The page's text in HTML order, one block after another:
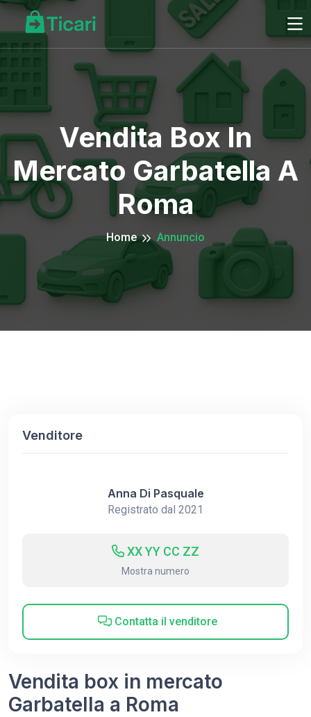
Vendita Box In
Mercato Garbatella A
Roma
Home Annuncio
Venditore
Anna Di Pasquale
Registrato dal 2021
XX YY CC ZZ
Mostra numero
Contatta il venditore
Vendita box in mercato
Garbatella a Roma